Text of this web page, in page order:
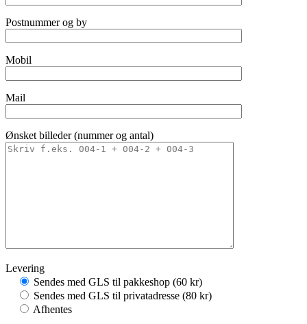
Postnummer og by
Mobil
Mail
Ønsket billeder (nummer og antal)
Levering
Sendes med GLS til pakkeshop (60 kr)
Sendes med GLS til privatadresse (80 kr)
Afhentes